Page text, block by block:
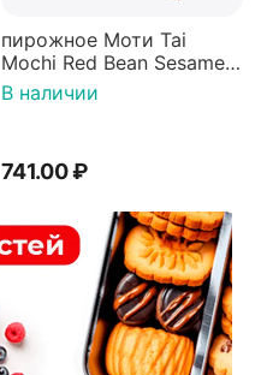
пирожное Моти Tai
Mochi Red Bean Sesame
Адзуки в кунжутной
обсыпке Royal Family 210
В наличии
741.00₽